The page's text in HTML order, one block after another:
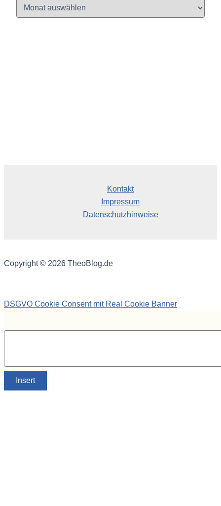
Kontakt
Impressum
Datenschutzhinweise
Copyright © 2026 TheoBlog.de
DSGVO Cookie Consent mit Real Cookie Banner
Insert